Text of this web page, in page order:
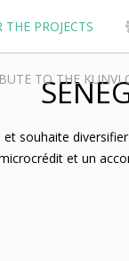
THE PROJECTS
TO THE KUNVI
souhaite
et un